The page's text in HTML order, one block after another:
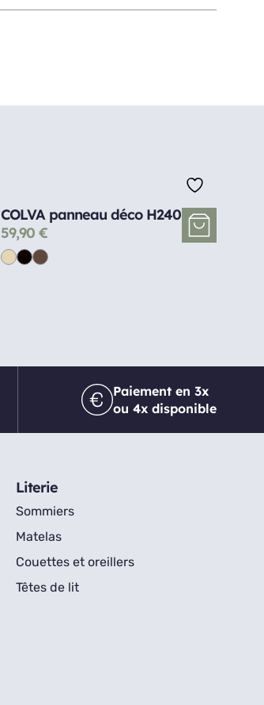
COLVA panneau déco H240
59,90 €
Paiement en 3x
ou 4x disponible
Literie
Sommiers
Matelas
Couettes et oreillers
Têtes de lit